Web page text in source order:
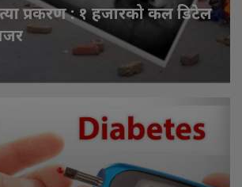
प्रकरण : १ हजारको कल डिटेल